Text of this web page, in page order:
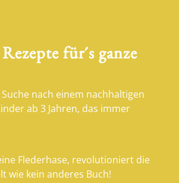
für´s ganze
nach einem nachhaltigen
ab 3 Jahren, das immer
Flederhase, revolutioniert die
wie kein anderes Buch!